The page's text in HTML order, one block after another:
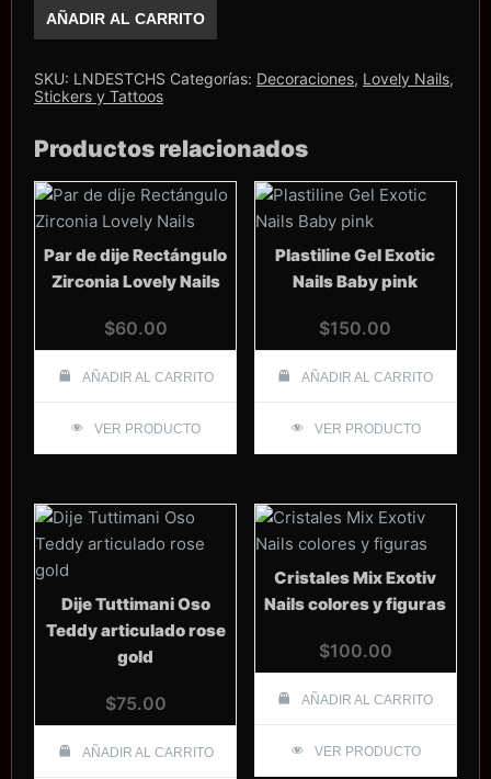
Lovely
Nails
superpoderosas
#1
cantidad
AÑADIR AL CARRITO
SKU: LNDESTCHS Categorías: Decoraciones, Lovely Nails,
Stickers y Tattoos
Productos relacionados
Par de dije Rectángulo
Zirconia Lovely Nails
$60.00
AÑADIR AL CARRITO
VER PRODUCTO
Plastiline Gel Exotic
Nails Baby pink
$150.00
AÑADIR AL CARRITO
VER PRODUCTO
Dije Tuttimani Oso
Teddy articulado rose
gold
$75.00
AÑADIR AL CARRITO
Cristales Mix Exotiv
Nails colores y figuras
$100.00
AÑADIR AL CARRITO
VER PRODUCTO